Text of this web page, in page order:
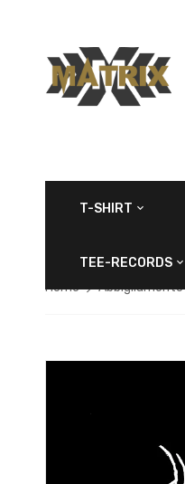
T-SHIRT
TEE-RECORDS
Home Abbigliamento